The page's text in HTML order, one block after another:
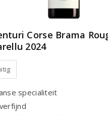
Corse Brama
2024
specialiteit